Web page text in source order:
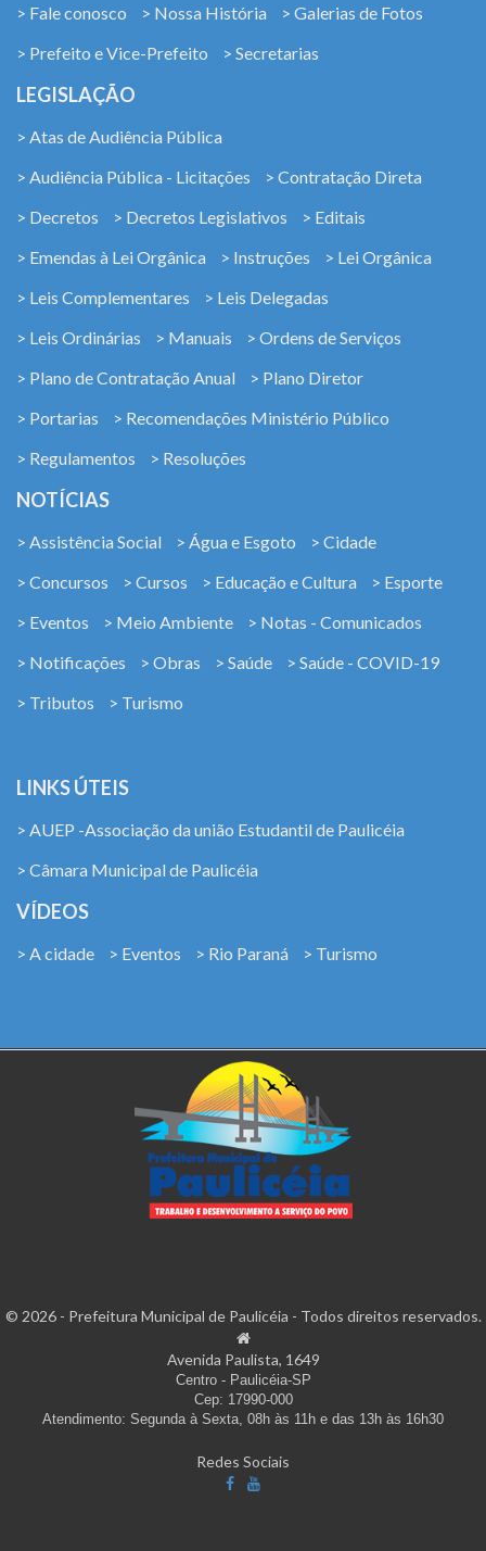
> Fale conosco
> Nossa História
> Galerias de Fotos
> Prefeito e Vice-Prefeito
> Secretarias
LEGISLAÇÃO
> Atas de Audiência Pública
> Audiência Pública - Licitações
> Contratação Direta
> Decretos
> Decretos Legislativos
> Editais
> Emendas à Lei Orgânica
> Instruções
> Lei Orgânica
> Leis Complementares
> Leis Delegadas
> Leis Ordinárias
> Manuais
> Ordens de Serviços
> Plano de Contratação Anual
> Plano Diretor
> Portarias
> Recomendações Ministério Público
> Regulamentos
> Resoluções
NOTÍCIAS
> Assistência Social > Água e Esgoto
> Cidade
> Concursos
> Cursos > Educação e Cultura
> Esporte
> Eventos
> Meio Ambiente
> Notas - Comunicados
> Notificações
> Obras > Saúde
> Saúde - COVID-19
> Tributos
> Turismo
LINKS ÚTEIS
> AUEP -Associação da união Estudantil de Paulicéia
> Câmara Municipal de Paulicéia
VÍDEOS
> A cidade > Eventos > Rio Paraná > Turismo
© 2026 - Prefeitura Municipal de Paulicéia - Todos direitos reservados.
Avenida Paulista, 1649
Centro - Paulicéia-SP
Cep: 17990-000
Atendimento: Segunda à Sexta, 08h às 11h e das 13h às 16h30
Redes Sociais